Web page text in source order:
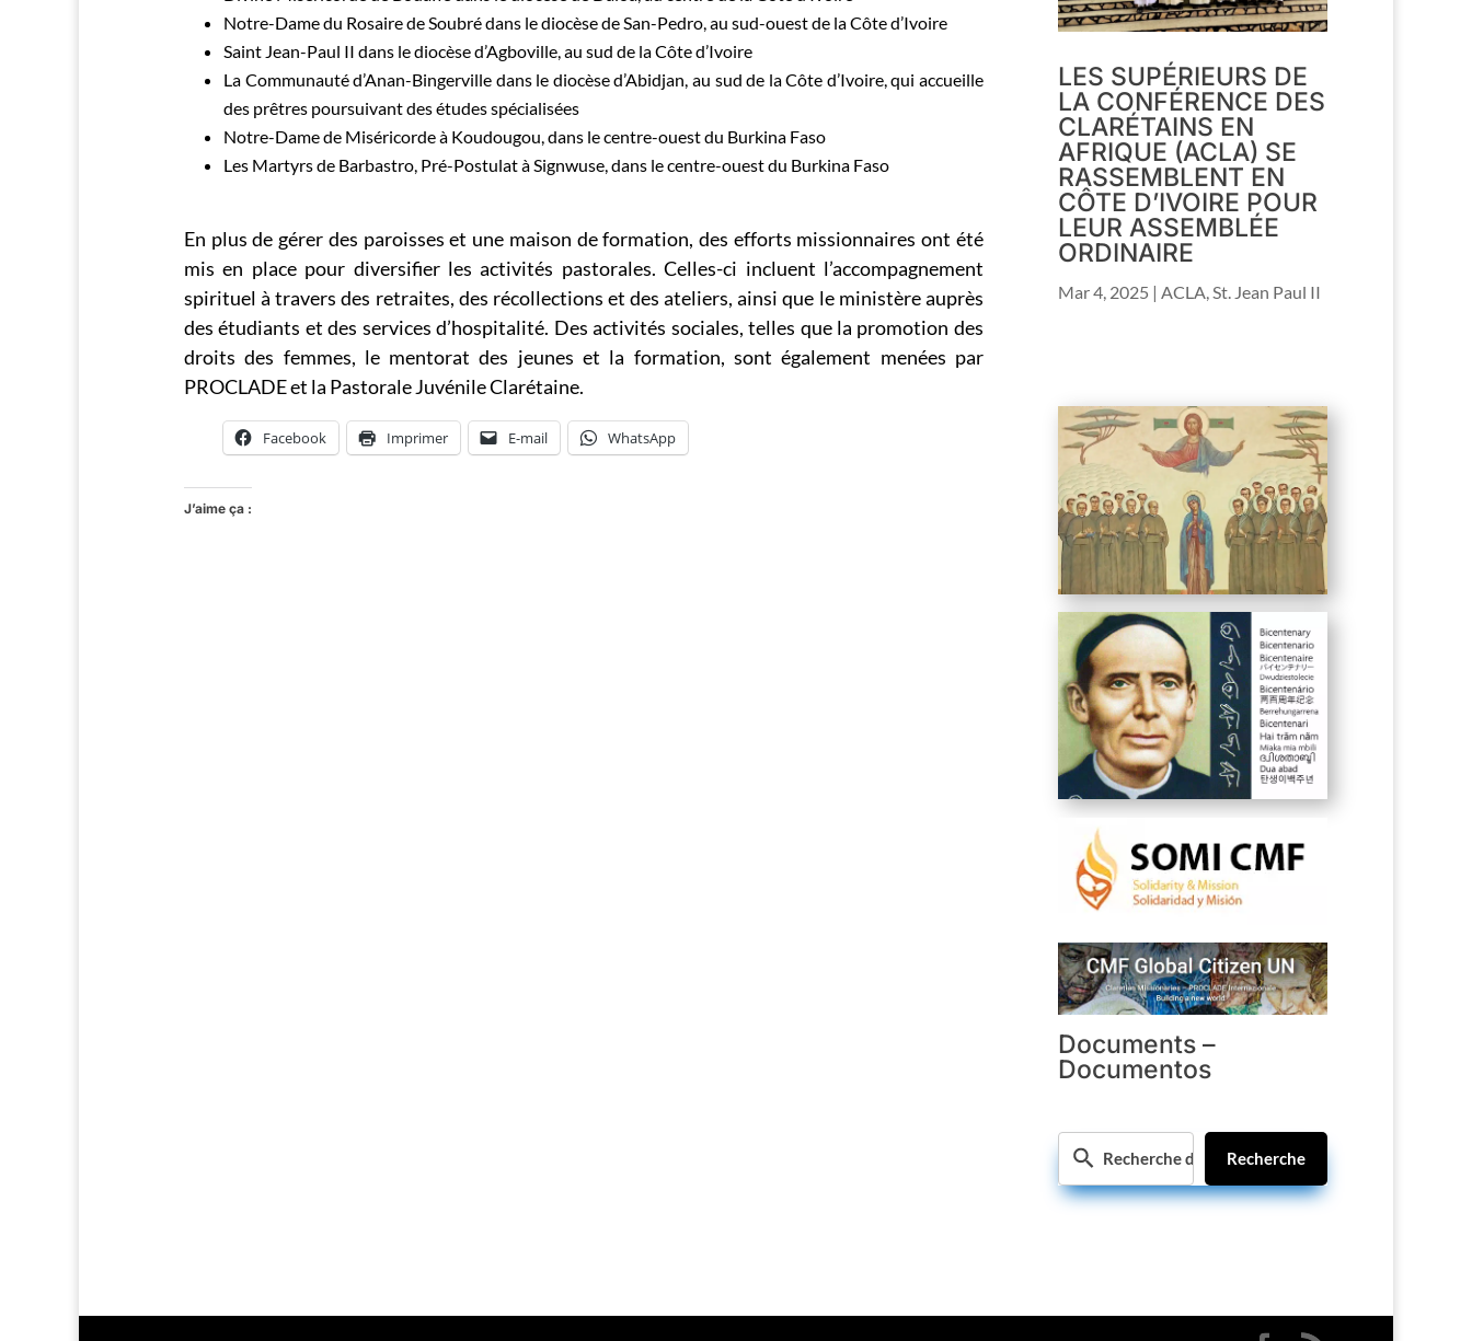
Notre-Dame du Rosaire de Soubré dans le diocèse de San-Pedro, au sud-ouest de la Côte d’Ivoire
Saint Jean-Paul II dans le diocèse d’Agboville, au sud de la Côte d’Ivoire
La Communauté d’Anan-Bingerville dans le diocèse d’Abidjan, au sud de la Côte d’Ivoire, qui accueille
des prêtres poursuivant des études spécialisées
Notre-Dame de Miséricorde à Koudougou, dans le centre-ouest du Burkina Faso
Les Martyrs de Barbastro, Pré-Postulat à Signwuse, dans le centre-ouest du Burkina Faso
En plus de gérer des paroisses et une maison de formation, des efforts missionnaires ont été
mis en place pour diversifier les activités pastorales. Celles-ci incluent l’accompagnement
spirituel à travers des retraites, des récollections et des ateliers, ainsi que le ministère auprès
des étudiants et des services d’hospitalité. Des activités sociales, telles que la promotion des
droits des femmes, le mentorat des jeunes et la formation, sont également menées par
PROCLADE et la Pastorale Juvénile Clarétaine.
Facebook Imprimer E-mail WhatsApp
J’aime ça :
LES SUPÉRIEURS DE
LA CONFÉRENCE DES
CLARÉTAINS EN
AFRIQUE (ACLA) SE
RASSEMBLENT EN
CÔTE D’IVOIRE POUR
LEUR ASSEMBLÉE
ORDINAIRE
Mar 4, 2025 |ACLA,St. Jean Paul II
Documents –
Documentos
Recherche